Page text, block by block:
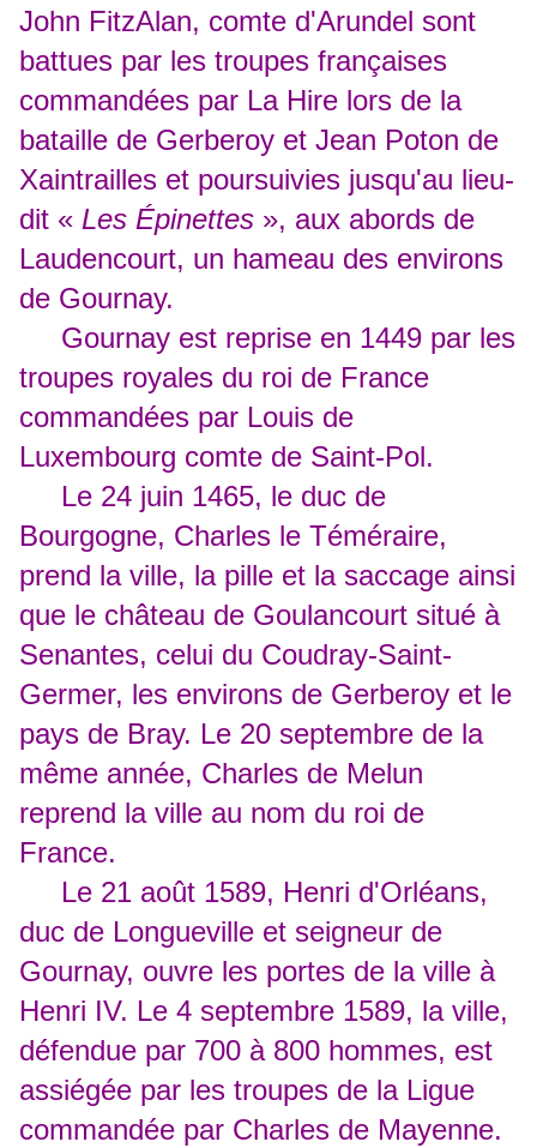
John FitzAlan, comte d'Arundel sont
battues par les troupes françaises
commandées par La Hire lors de la
bataille de Gerberoy et Jean Poton de
Xaintrailles et poursuivies jusqu'au lieu-
dit « Les Épinettes », aux abords de
Laudencourt, un hameau des environs
de Gournay.
Gournay est reprise en 1449 par les
troupes royales du roi de France
commandées par Louis de
Luxembourg comte de Saint-Pol.
Le 24 juin 1465, le duc de
Bourgogne, Charles le Téméraire,
prend la ville, la pille et la saccage ainsi
que le château de Goulancourt situé à
Senantes, celui du Coudray-Saint-
Germer, les environs de Gerberoy et le
pays de Bray. Le 20 septembre de la
même année, Charles de Melun
reprend la ville au nom du roi de
France.
Le 21 août 1589, Henri d'Orléans,
duc de Longueville et seigneur de
Gournay, ouvre les portes de la ville à
Henri IV. Le 4 septembre 1589, la ville,
défendue par 700 à 800 hommes, est
assiégée par les troupes de la Ligue
commandée par Charles de Mayenne.